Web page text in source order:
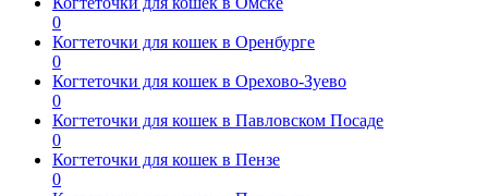
0
Когтеточки для кошек в Оренбурге
0
Когтеточки для кошек в Орехово-Зуево
0
Когтеточки для кошек в Павловском Посаде
0
Когтеточки для кошек в Пензе
0